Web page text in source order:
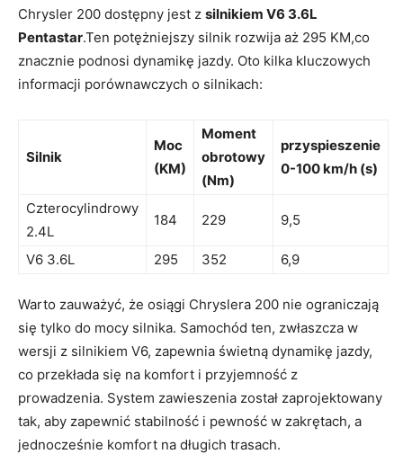
Chrysler 200 dostępny jest z silnikiem V6 3.6L
Pentastar.Ten potężniejszy silnik rozwija aż 295 KM,co
znacznie podnosi dynamikę jazdy. Oto kilka kluczowych
informacji porównawczych o silnikach:
Silnik
Moc
(KM)
Moment
obrotowy
(Nm)
przyspieszenie
0-100 km/h (s)
Czterocylindrowy
2.4L
184 229 9,5
V6 3.6L 295 352 6,9
Warto zauważyć, że osiągi Chryslera 200 nie ograniczają
się tylko do mocy silnika. Samochód ten, zwłaszcza w
wersji z silnikiem V6, zapewnia świetną dynamikę jazdy,
co przekłada się na komfort i przyjemność z
prowadzenia. System zawieszenia został zaprojektowany
tak, aby zapewnić stabilność i pewność w zakrętach, a
jednocześnie komfort na długich trasach.